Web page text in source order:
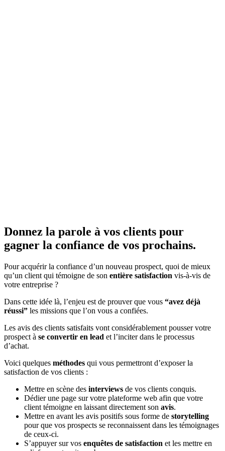
Donnez la parole à vos clients pour
gagner la confiance de vos prochains.
Pour acquérir la confiance d’un nouveau prospect, quoi de mieux
qu’un client qui témoigne de son entière satisfaction vis-à-vis de
votre entreprise ?
Dans cette idée là, l’enjeu est de prouver que vous “avez déjà
réussi” les missions que l’on vous a confiées.
Les avis des clients satisfaits vont considérablement pousser votre
prospect à se convertir en lead et l’inciter dans le processus
d’achat.
Voici quelques méthodes qui vous permettront d’exposer la
satisfaction de vos clients :
Mettre en scène des interviews de vos clients conquis.
Dédier une page sur votre plateforme web afin que votre
client témoigne en laissant directement son avis.
Mettre en avant les avis positifs sous forme de storytelling
pour que vos prospects se reconnaissent dans les témoignages
de ceux-ci.
S’appuyer sur vos enquêtes de satisfaction et les mettre en